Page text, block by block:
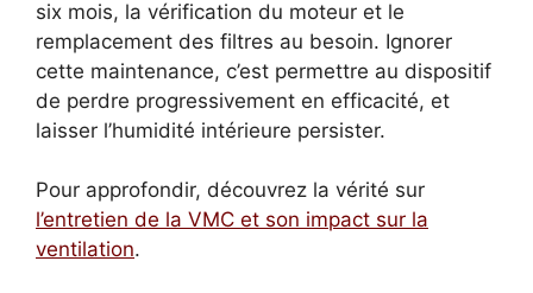
six mois, la vérification du moteur et le
remplacement des filtres au besoin. Ignorer
cette maintenance, c’est permettre au dispositif
de perdre progressivement en efficacité, et
laisser l’humidité intérieure persister.
Pour approfondir, découvrez la vérité sur
l’entretien de la VMC et son impact sur la
ventilation.